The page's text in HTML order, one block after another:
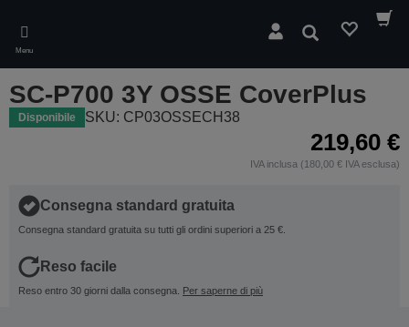
main
content
Menu
Cerca
SC-P700 3Y OSSE CoverPlus
Disponibile SKU: CP03OSSECH38
219,60 €
IVA inclusa (180,00 € IVA esclusa)
Consegna standard gratuita
Consegna standard gratuita su tutti gli ordini superiori a 25 €.
Reso facile
Reso entro 30 giorni dalla consegna. Per saperne di più